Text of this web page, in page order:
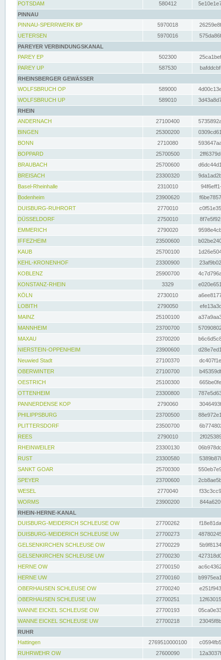
POTSDAM
580412
PINNAU
PINNAU-SPERRWERK BP
5970018
UETERSEN
5970016
PAREYER VERBINDUNGSKANAL
PAREY EP
502300
PAREY UP
587530
RHEINSBERGER GEWÄSSER
WOLFSBRUCH OP
589000
WOLFSBRUCH UP
589010
RHEIN
ANDERNACH
27100400
BINGEN
25300200
BONN
2710080
BOPPARD
25700500
BRAUBACH
25700600
BREISACH
23300320
Basel-Rheinhalle
2310010
Bodenheim
23900620
DUISBURG-RUHRORT
2770010
DÜSSELDORF
2750010
EMMERICH
2790020
IFFEZHEIM
23500600
KAUB
25700100
KEHL-KRONENHOF
23300900
KOBLENZ
25900700
KONSTANZ-RHEIN
3329
KÖLN
2730010
LOBITH
2790050
MAINZ
25100100
MANNHEIM
23700700
MAXAU
23700200
NIERSTEIN-OPPENHEIM
23900600
Neuwied Stadt
27100370
OBERWINTER
27100700
OESTRICH
25100300
OTTENHEIM
23300800
PANNERDENSE KOP
2790060
PHILIPPSBURG
23700500
PLITTERSDORF
23500700
REES
2790010
RHEINWEILER
23300130
RUST
23300580
SANKT GOAR
25700300
SPEYER
23700600
WESEL
2770040
WORMS
23900200
RHEIN-HERNE-KANAL
DUISBURG-MEIDERICH SCHLEUSE OW
27700262
DUISBURG-MEIDERICH SCHLEUSE UW
27700273
GELSENKIRCHEN SCHLEUSE OW
27700229
GELSENKIRCHEN SCHLEUSE UW
27700230
HERNE OW
27700150
HERNE UW
27700160
OBERHAUSEN SCHLEUSE OW
27700240
OBERHAUSEN SCHLEUSE UW
27700251
WANNE EICKEL SCHLEUSE OW
27700193
WANNE EICKEL SCHLEUSE UW
27700218
RUHR
Hattingen
2769510000100
RUHRWEHR OW
27600090